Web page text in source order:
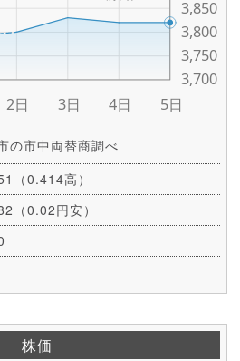
の市中両替商調べ
（0.414高）
（0.02円安）
株価